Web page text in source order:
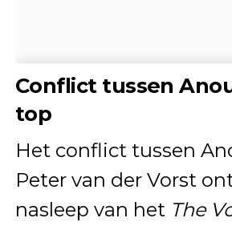
Conflict tussen
top
Het conflict tussen
Peter van der Vorst
nasleep van het The